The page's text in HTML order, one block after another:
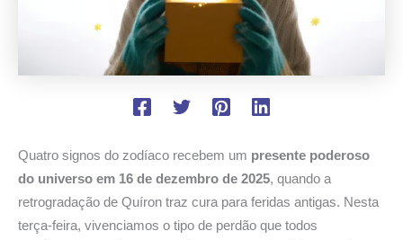
Quatro signos do zodíaco recebem um presente poderoso
do universo em 16 de dezembro de 2025, quando a
retrogradação de Quíron traz cura para feridas antigas. Nesta
terça-feira, vivenciamos o tipo de perdão que todos